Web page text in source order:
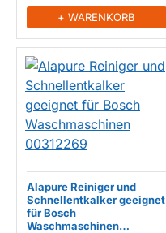
+ WARENKORB
Alapure Reiniger und
Schnellentkalker geeignet
für Bosch
Waschmaschinen